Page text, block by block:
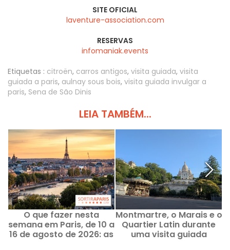
SITE OFICIAL
laventure-association.com
RESERVAS
infomaniak.events
Etiquetas : citroën, carros antigos, visita guiada, visita
guiada a paris, aulnay sous bois, visita guiada invulgar a
paris, Sena de São Dinis
LEIA TAMBÉM...
O que fazer nesta
semana em Paris, de 10 a
16 de agosto de 2026: as
Montmartre, o Marais e o
Quartier Latin durante
uma visita guiada